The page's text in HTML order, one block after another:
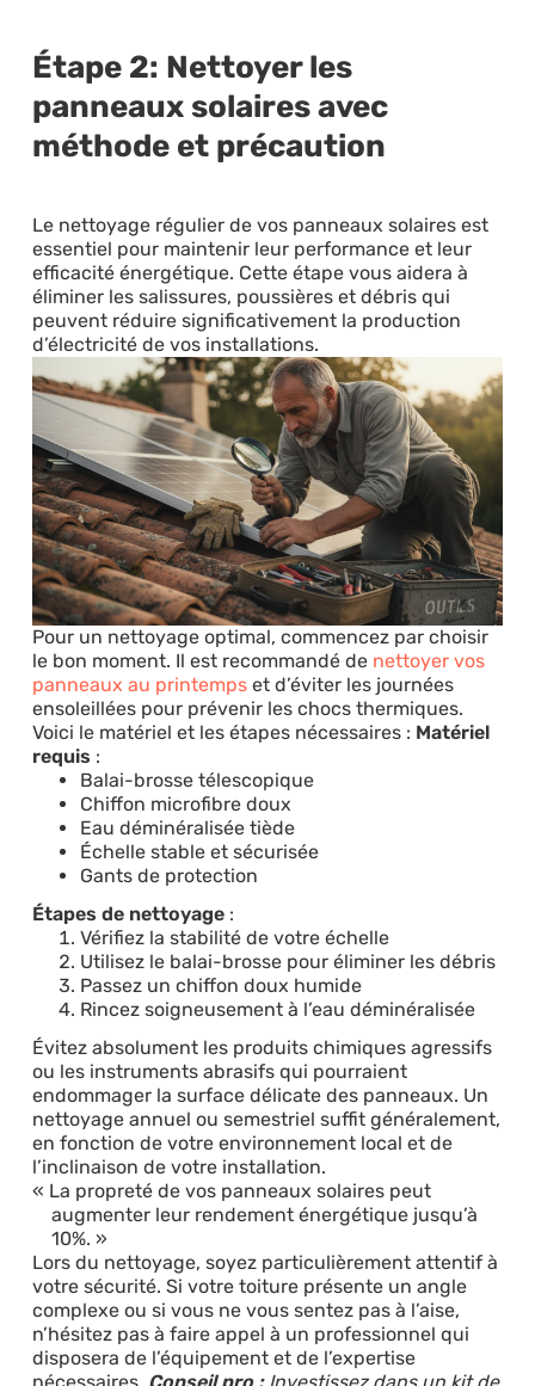
Étape 2: Nettoyer les
panneaux solaires avec
méthode et précaution
Le nettoyage régulier de vos panneaux solaires est
essentiel pour maintenir leur performance et leur
efficacité énergétique. Cette étape vous aidera à
éliminer les salissures, poussières et débris qui
peuvent réduire significativement la production
d’électricité de vos installations.
Pour un nettoyage optimal, commencez par choisir
le bon moment. Il est recommandé de nettoyer vos
panneaux au printempset d’éviter les journées
ensoleillées pour prévenir les chocs thermiques.
Voici le matériel et les étapes nécessaires : Matériel
requis :
Balai-brosse télescopique
Chiffon microfibre doux
Eau déminéralisée tiède
Échelle stable et sécurisée
Gants de protection
Étapes de nettoyage:
Vérifiez la stabilité de votre échelle
Utilisez le balai-brosse pour éliminer les débris
Passez un chiffon doux humide
Rincez soigneusement à l’eau déminéralisée
Évitez absolument les produits chimiques agressifs
ou les instruments abrasifs qui pourraient
endommager la surface délicate des panneaux. Un
nettoyage annuel ou semestriel suffit généralement,
en fonction de votre environnement local et de
l’inclinaison de votre installation.
La propreté de vos panneaux solaires peut
augmenter leur rendement énergétique jusqu’à
10%.
Lors du nettoyage, soyez particulièrement attentif à
votre sécurité. Si votre toiture présente un angle
complexe ou si vous ne vous sentez pas à l’aise,
n’hésitez pas à faire appel à un professionnel qui
disposera de l’équipement et de l’expertise